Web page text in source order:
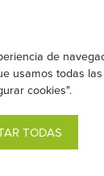
a
de
de
usamos todas
cookies".
TODAS